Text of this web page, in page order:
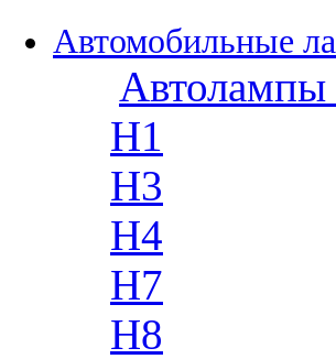
Автомобильные
Автолампы
H1
H3
H4
H7
H8